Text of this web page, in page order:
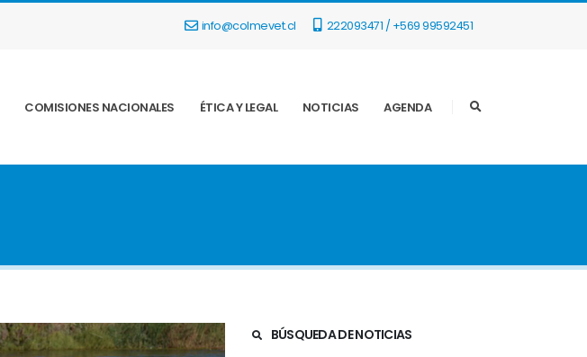
info@colmevet.cl 222093471 / +569 99592451
COMISIONES NACIONALES ÉTICA Y LEGAL NOTICIAS AGENDA
BÚSQUEDA DE NOTICIAS